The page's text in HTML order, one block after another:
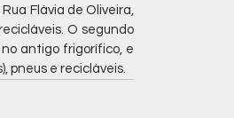
Flávia de Oliveira,
O segundo
no antigo frigorífico, e
pneus e recicláveis.